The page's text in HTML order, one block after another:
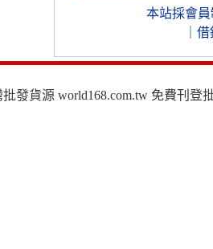
本站採會員
借
批發貨源 world168.com.tw 免費刊登